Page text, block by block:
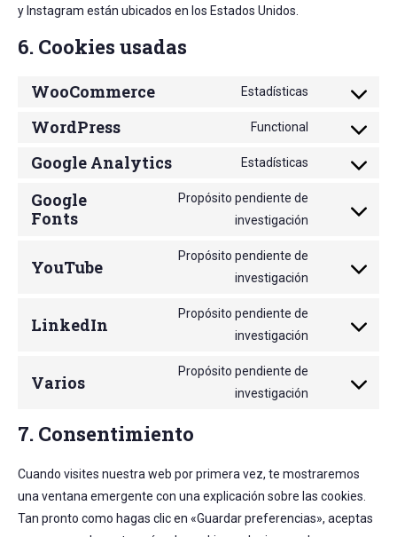
y Instagram están ubicados en los Estados Unidos.
6. Cookies usadas
WooCommerce Estadísticas
Consent
WordPress Functional
Consent
wordpress
Google Analytics Estadísticas
Consent
service
analytics
Google
Fonts
Propósito pendiente de
investigación
Consent
service
YouTube
Propósito pendiente de
investigación
Consent
service
LinkedIn
Propósito pendiente de
investigación
Consent
service
Varios
Propósito pendiente de
investigación
Consent
7. Consentimiento
Cuando visites nuestra web por primera vez, te mostraremos
una ventana emergente con una explicación sobre las cookies.
Tan pronto como hagas clic en «Guardar preferencias», aceptas